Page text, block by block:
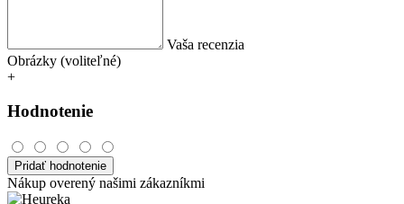
Vaša recenzia
Obrázky (voliteľné)
+
Hodnotenie
Pridať hodnotenie
Nákup overený našimi zákazníkmi